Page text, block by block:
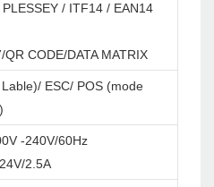
/ ITF14 / EAN14
CODE/DATA MATRIX
ESC/ POS (mode
-240V/60Hz
2.5A